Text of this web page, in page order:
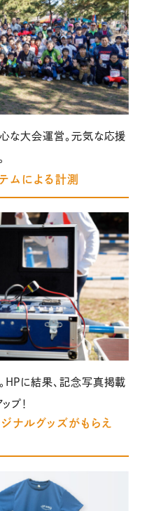
な大会運営。元気な応援
ムによる計測
に結果、記念写真掲載
プ！
ナルグッズがもらえ